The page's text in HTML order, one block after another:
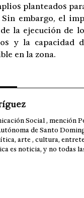
planteados
embargo, el
la ejecución de
y la capacidad
en la zona.
Social , mención
de Santo
arte , cultura,
es noticia, y no todas